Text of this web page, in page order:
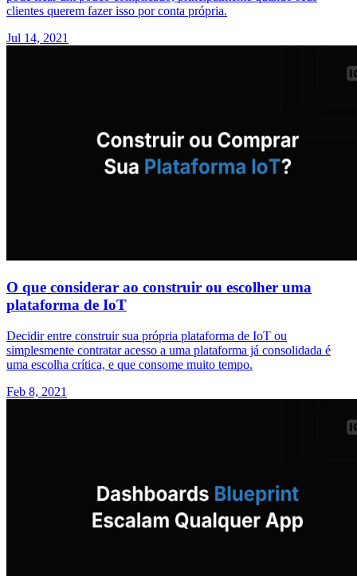
clientes querem fazer isso por conta própria.
Jul 14, 2021
O que considerar ao construir ou escolher uma
plataforma de IoT
Decidir entre construir sua própria plataforma de IoT ou
simplesmente contratar acesso a uma plataforma já consolidada é
uma escolha crítica, e que consome muito tempo.
Feb 8, 2021